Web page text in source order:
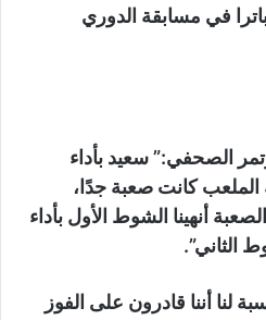
في مسابقة الدوري
الصحفي:” سعيد بأداء
الملعب كانت صعبة جدًا،
أنهينا الشوط الأول بأداء
الثاني”.
لنا أننا قادرون على الفوز